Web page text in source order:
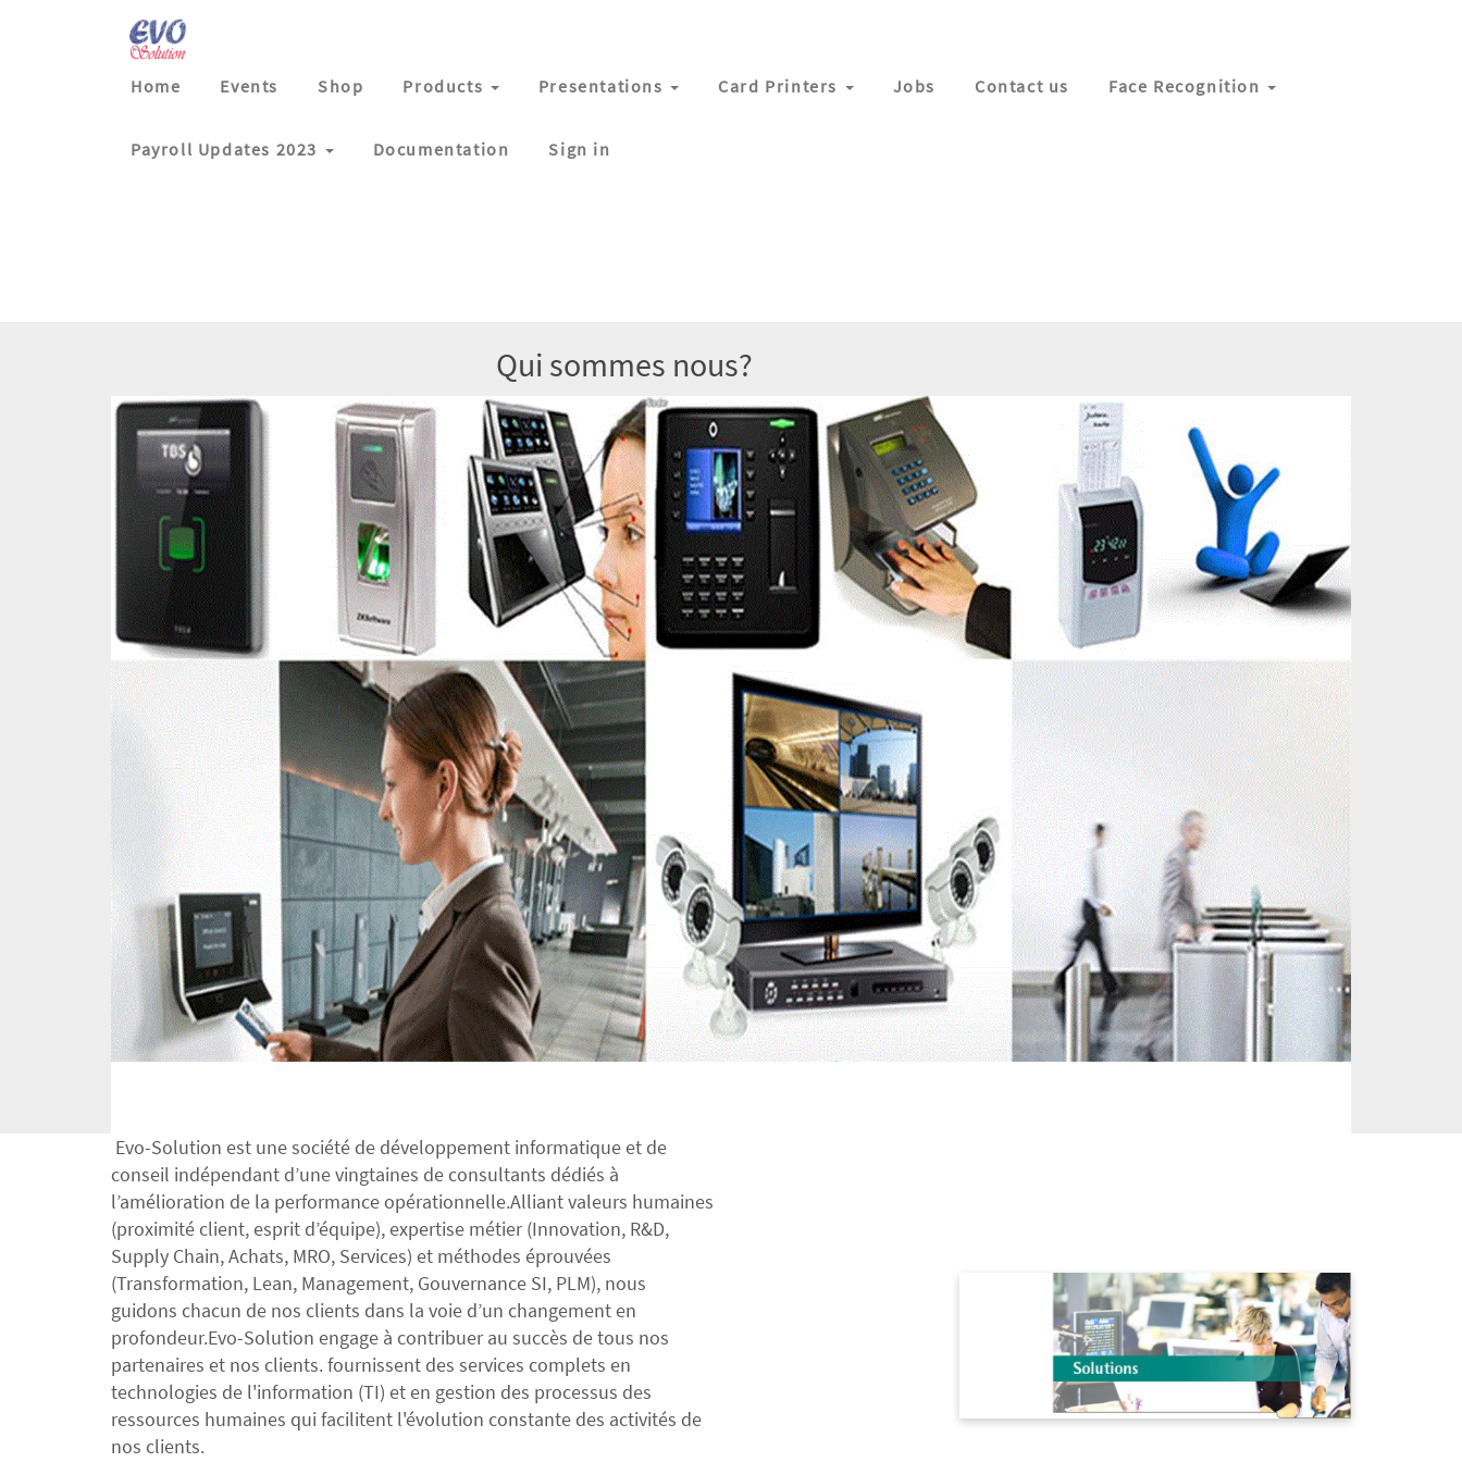
Home Events Shop Products Presentations Card Printers Jobs Contact us Face Recognition
Payroll Updates 2023 Documentation Sign in
Qui sommes nous?
Evo-Solution est une société de développement informatique et de
conseil indépendant d’une vingtaines de consultants dédiés à
l’amélioration de la performance opérationnelle.Alliant valeurs humaines
(proximité client, esprit d’équipe), expertise métier (Innovation, R&D,
Supply Chain, Achats, MRO, Services) et méthodes éprouvées
(Transformation, Lean, Management, Gouvernance SI, PLM), nous
guidons chacun de nos clients dans la voie d’un changement en
profondeur.Evo-Solution engage à contribuer au succès de tous nos
partenaires et nos clients. fournissent des services complets en
technologies de l'information (TI) et en gestion des processus des
ressources humaines qui facilitent l'évolution constante des activités de
nos clients.